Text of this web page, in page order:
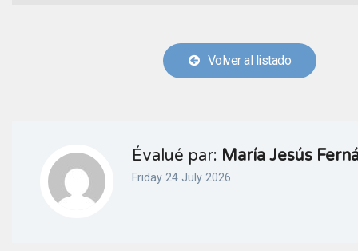
Volver al listado
Évalué par: María Jesús
Friday 24 July 2026